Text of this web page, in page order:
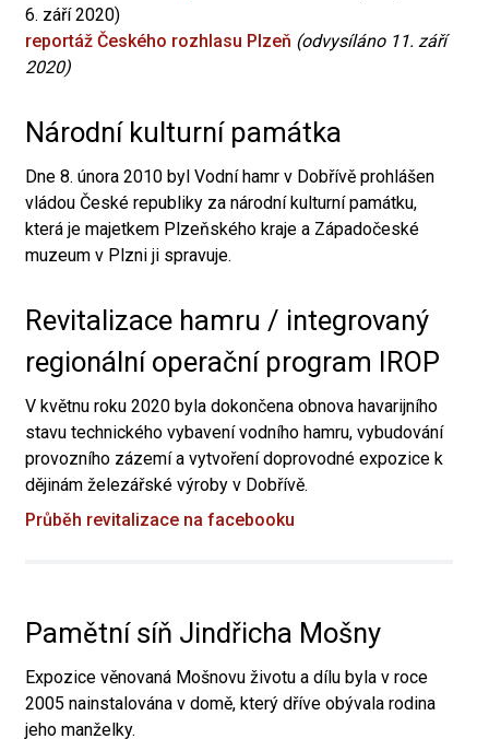
6. září 2020)
reportáž Českého rozhlasu Plzeň (odvysíláno 11. září
2020)
Národní kulturní památka
Dne 8. února 2010 byl Vodní hamr v Dobřívě prohlášen
vládou České republiky za národní kulturní památku,
která je majetkem Plzeňského kraje a Západočeské
muzeum v Plzni ji spravuje.
Revitalizace hamru / integrovaný
regionální operační program IROP
V květnu roku 2020 byla dokončena obnova havarijního
stavu technického vybavení vodního hamru, vybudování
provozního zázemí a vytvoření doprovodné expozice k
dějinám železářské výroby v Dobřívě.
Průběh revitalizace na facebooku
Pamětní síň Jindřicha Mošny
Expozice věnovaná Mošnovu životu a dílu byla v roce
2005 nainstalována v domě, který dříve obývala rodina
jeho manželky.